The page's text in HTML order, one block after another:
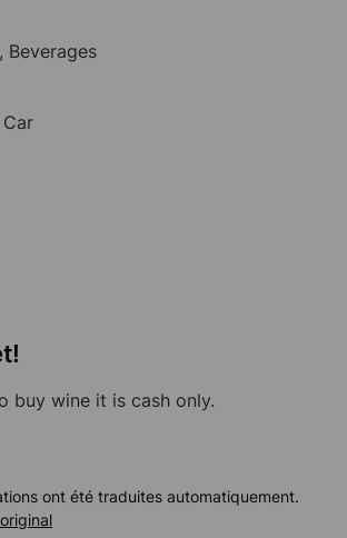
Beverages
buy wine it is cash only.
ont été traduites automatiquement.